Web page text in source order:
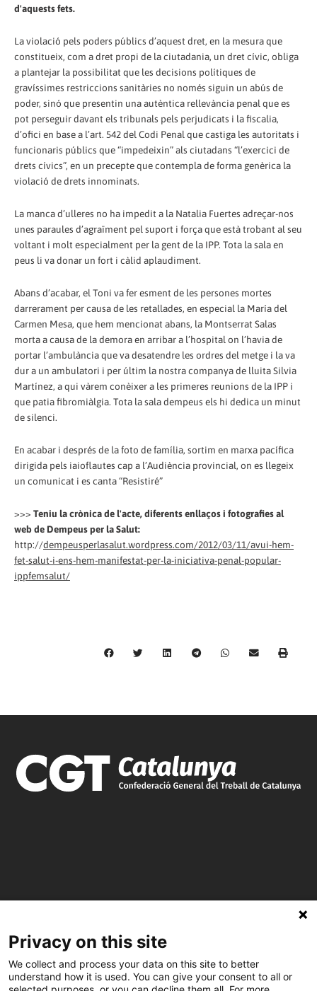
d'aquests fets.
La violació pels poders públics d’aquest dret, en la mesura que
constitueix, com a dret propi de la ciutadania, un dret cívic, obliga
a plantejar la possibilitat que les decisions polítiques de
gravíssimes restriccions sanitàries no només siguin un abús de
poder, sinó que presentin una autèntica rellevància penal que es
pot perseguir davant els tribunals pels perjudicats i la fiscalia,
d’ofici en base a l’art. 542 del Codi Penal que castiga les autoritats i
funcionaris públics que “impedeixin” als ciutadans “l’exercici de
drets cívics”, en un precepte que contempla de forma genèrica la
violació de drets innominats.
La manca d’ulleres no ha impedit a la Natalia Fuertes adreçar-nos
unes paraules d’agraïment pel suport i força que està trobant al seu
voltant i molt especialment per la gent de la IPP. Tota la sala en
peus li va donar un fort i càlid aplaudiment.
Abans d’acabar, el Toni va fer esment de les persones mortes
darrerament per causa de les retallades, en especial la María del
Carmen Mesa, que hem mencionat abans, la Montserrat Salas
morta a causa de la demora en arribar a l’hospital on l’havia de
portar l’ambulància que va desatendre les ordres del metge i la va
dur a un ambulatori i per últim la nostra companya de lluita Silvia
Martínez, a qui vàrem conèixer a les primeres reunions de la IPP i
que patia fibromiàlgia. Tota la sala dempeus els hi dedica un minut
de silenci.
En acabar i després de la foto de família, sortim en marxa pacífica
dirigida pels iaioflautes cap a l’Audiència provincial, on es llegeix
un comunicat i es canta “Resistiré”
>>> Teniu la crònica de l'acte, diferents enllaços i fotografies al
web de Dempeus per la Salut:
http://dempeusperlasalut.wordpress.com/2012/03/11/avui-hem-
fet-salut-i-ens-hem-manifestat-per-la-iniciativa-penal-popular-
ippfemsalut/
spccc@spcgtcatalunya.cat
935 120 481
Privacy on this site
We collect and process your data on this site to better
understand how it is used. You can give your consent to all or